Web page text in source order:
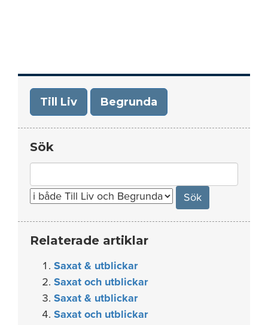
Till Liv Begrunda
Sök
for:
Relaterade artiklar
Saxat & utblickar
Saxat och utblickar
Saxat & utblickar
Saxat och utblickar